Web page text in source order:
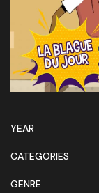
YEAR
CATEGORIES
GENRE